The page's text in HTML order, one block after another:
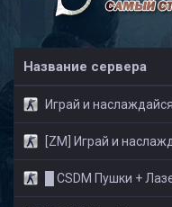
Название сервера
Играй и наслаждайся!
[ZM] Играй и наслаждайся! ©
█ CSDM Пушки + Лазеры |